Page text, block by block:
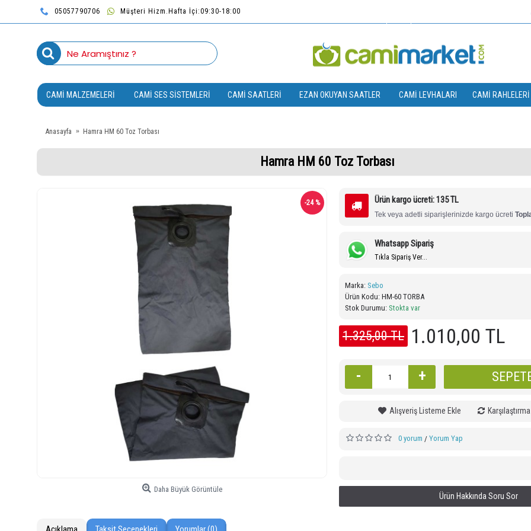
05057790706 Müşteri Hizm.Hafta İçi:09:30-18:00
CAMI MALZEMELERI CAMI SES SISTEMLERI CAMI SAATLERI EZAN OKUYAN SAATLER CAMI LEVHALARI CAMI RAHLELERI
Anasayfa Hamra HM 60 Toz Torbası
Sebo 470 Cami Süpürgesi
Hamra
Hamra HM 60 Toz Torbası
-24 %
Daha Büyük Görüntüle
Ürün kargo ücreti: 135 TL
Tek veya adetli siparişlerinizde kargo ücreti
Whatsapp Sipariş
Tıkla Sipariş Ver...
Marka: Sebo
Ürün Kodu: HM-60 TORBA
Stok Durumu: Stokta var
1.325,00 TL 1.010,00 TL
- +
Alışveriş Listeme Ekle
0 yorum / Yorum Yap
Ürün Hakkında Soru Sor